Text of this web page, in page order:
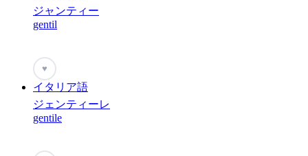
ジャンティー
gentil
♥
イタリア語
ジェンティーレ
gentile